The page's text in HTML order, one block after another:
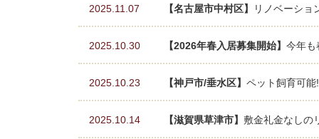
2025.11.07 【名古屋市中村区】 リノベーショ
2025.10.30 【2026年春入居募集開始】 今年も
2025.10.23 【神戸市/垂水区】 ペット飼育可
2025.10.14 【滋賀県草津市】 敷金礼金なしの